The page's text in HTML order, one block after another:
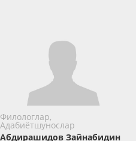
Филологлар,
Адабиётшунослар
Абдирашидов Зайнабидин